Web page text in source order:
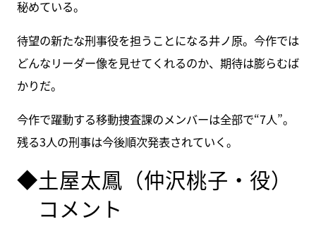
秘めている。
待望の新たな刑事役を担うことになる井ノ原。今作では
どんなリーダー像を見せてくれるのか、期待は膨らむば
かりだ。
今作で躍動する移動捜査課のメンバーは全部で“7人”。
残る3人の刑事は今後順次発表されていく。
◆土屋太鳳（仲沢桃子・役）
コメント